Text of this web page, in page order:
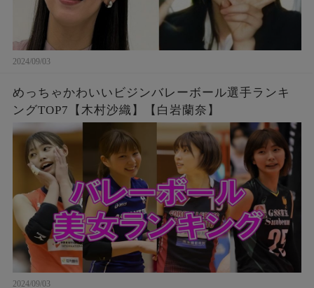
2024/09/03
めっちゃかわいいビジンバレーボール選手ランキ
ングTOP7【木村沙織】【白岩蘭奈】
2024/09/03